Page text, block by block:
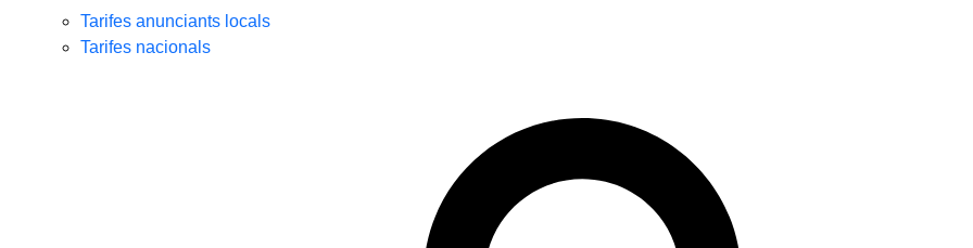
Tarifes anunciants locals
Tarifes nacionals